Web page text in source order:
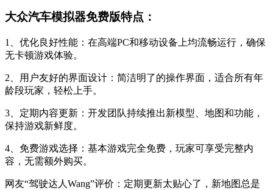
大众汽车模拟器免费版特点：
1、优化良好性能：在高端PC和移动设备上均流畅运行，确保
无卡顿游戏体验。
2、用户友好的界面设计：简洁明了的操作界面，适合所有年
龄段玩家，轻松上手。
3、定期内容更新：开发团队持续推出新模型、地图和功能，
保持游戏新鲜度。
4、免费游戏选择：基本游戏完全免费，玩家可享受完整内
容，无需额外购买。
网友“驾驶达人Wang”评价：定期更新太贴心了，新地图总是